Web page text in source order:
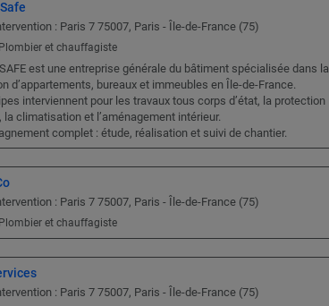
: Paris 7 75007, Paris - Île-de-France (75)
et chauffagiste
est une entreprise générale du bâtiment spécialisée dans la
d’appartements, bureaux et immeubles en Île-de-France.
interviennent pour les travaux tous corps d’état, la protection
la climatisation et l’aménagement intérieur.
complet : étude, réalisation et suivi de chantier.
: Paris 7 75007, Paris - Île-de-France (75)
et chauffagiste
: Paris 7 75007, Paris - Île-de-France (75)